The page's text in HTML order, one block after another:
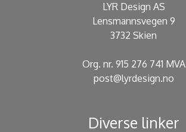
LYR Design AS
Lensmannsvegen 9
3732 Skien
Org. nr. 915 276 741 MVA
post@lyrdesign.no
Diverse linker